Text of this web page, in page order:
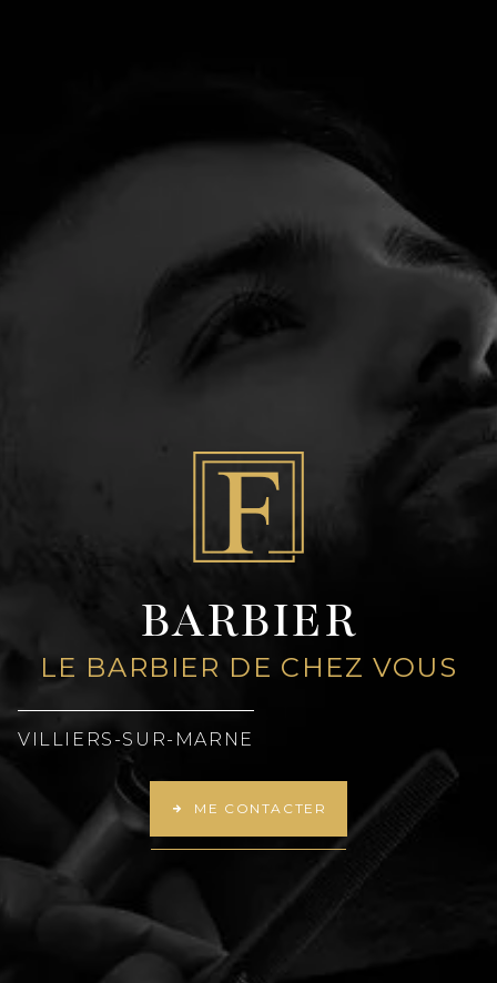
BARBIER
LE BARBIER DE CHEZ VOUS
VILLIERS-SUR-MARNE
ME CONTACTER